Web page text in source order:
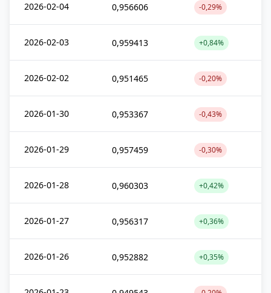
2026-02-04 0,956606 -0,29%
2026-02-03 0,959413 +0,84%
2026-02-02 0,951465 -0,20%
2026-01-30 0,953367 -0,43%
2026-01-29 0,957459 -0,30%
2026-01-28 0,960303 +0,42%
2026-01-27 0,956317 +0,36%
2026-01-26 0,952882 +0,35%